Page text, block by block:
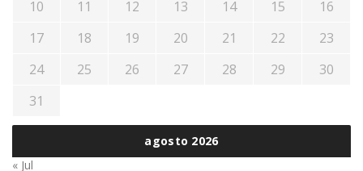
agosto 2026
10
11 12 13 14 15
16
17
18 19 20 21 22
23
24
25 26 27 28 29
30
31
« Jul